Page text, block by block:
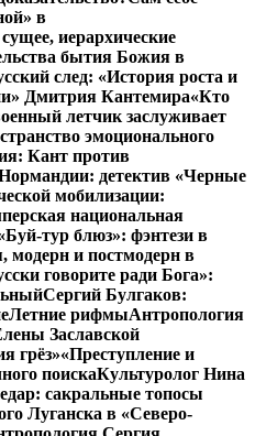
в
иерархические
бытия Божия в
след: «История роста и
Дмитрия Кантемира«Кто
летчик заслуживает
эмоционального
Кант против
детектив «Черные
мобилизации:
национальная
тур блюз»: фэнтези в
модерн и постмодерн в
говорите ради Бога»:
Сергий Булгаков:
Летние рифмыАнтропология
Заславской
грёз»«Преступление и
поискаКультуролог Нина
сакральные топосы
Луганска в «Северо-